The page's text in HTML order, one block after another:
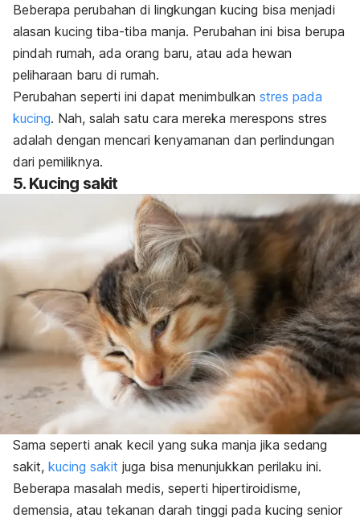
Beberapa perubahan di lingkungan kucing bisa menjadi
alasan kucing tiba-tiba manja. Perubahan ini bisa berupa
pindah rumah, ada orang baru, atau ada hewan
peliharaan baru di rumah.
Perubahan seperti ini dapat menimbulkan stres pada
kucing. Nah, salah satu cara mereka merespons stres
adalah dengan mencari kenyamanan dan perlindungan
dari pemiliknya.
5. Kucing sakit
Sama seperti anak kecil yang suka manja jika sedang
sakit, kucing sakit juga bisa menunjukkan perilaku ini.
Beberapa masalah medis, seperti hipertiroidisme,
demensia, atau tekanan darah tinggi pada kucing senior